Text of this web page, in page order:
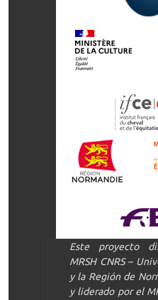
Este proyecto
MRSH CNRS –
y la Región de
y liderado por el